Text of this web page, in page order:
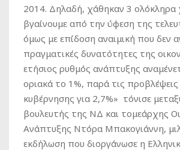
2014. Δηλαδή, χάθηκαν 3 ολόκληρα
βγαίνουμε από την ύφεση της
όμως με επίδοση αναιμική που δεν
πραγματικές δυνατότητες της
ετήσιος ρυθμός ανάπτυξης
οριακά το 1%, παρά τις
κυβέρνησης για 2,7%» τόνισε
βουλευτής της ΝΔ και τομεάρχης
Ανάπτυξης Ντόρα Μπακογιάννη,
εκδήλωση που διοργάνωσε η